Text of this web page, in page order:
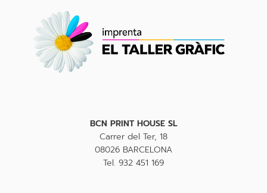
BCN PRINT HOUSE SL
Carrer del Ter, 18
08026 BARCELONA
Tel. 932 451 169